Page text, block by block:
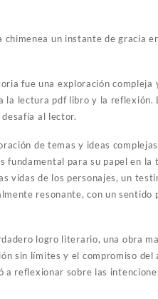
un instante de gracia
fue una exploración
la lectura pdf libro y la reflexión.
al lector.
de temas y ideas
para su papel en la
vidas de los personajes, un
resonante, con un sentido
logro literario, una obra
sin límites y el compromiso del
reflexionar sobre las